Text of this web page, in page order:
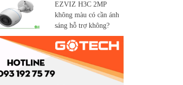
EZVIZ H3C 2MP
không màu có cần ánh
sáng hỗ trợ không?